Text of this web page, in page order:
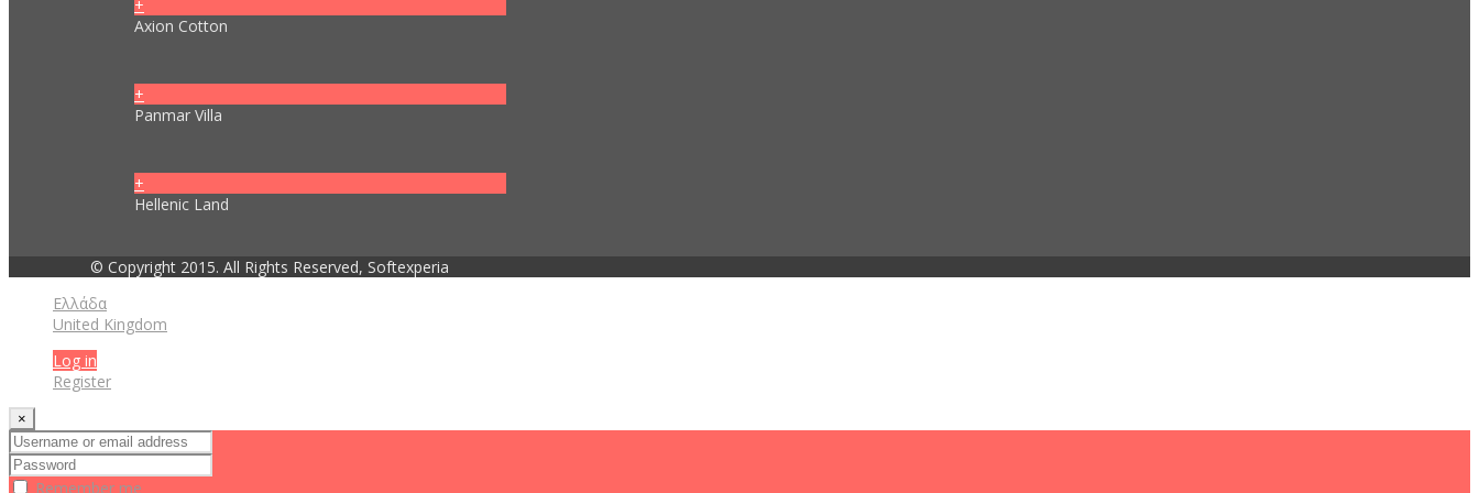
+
Axion Cotton
+
Panmar Villa
+
Hellenic Land
© Copyright 2015. All Rights Reserved, Softexperia
Ελλάδα
United Kingdom
Log in
Register
×
Remember me